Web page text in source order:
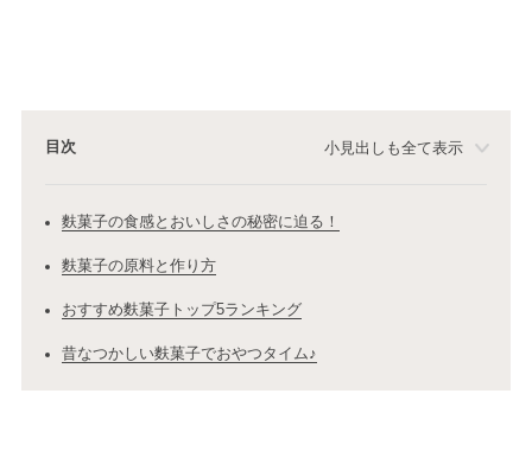
目次 小見出しも全て表示
麩菓子の食感とおいしさの秘密に迫る！
麩菓子の原料と作り方
おすすめ麩菓子トップ5ランキング
昔なつかしい麩菓子でおやつタイム♪